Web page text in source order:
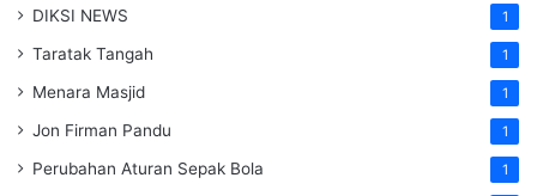
DIKSI NEWS 1
Taratak Tangah 1
Menara Masjid 1
Jon Firman Pandu 1
Perubahan Aturan Sepak Bola 1